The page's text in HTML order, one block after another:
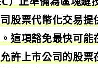
股票代幣化交易提
這項豁免最快可能
許上市公司的股票